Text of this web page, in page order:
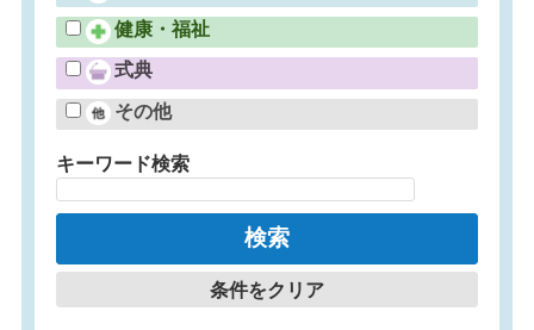
健康・福祉
式典
その他
キーワード検索
条件をクリア